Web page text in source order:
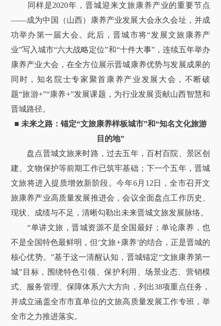
同样是2020年，晋城迎来文旅康养产业的重要节点
——成为中国（山西）康养产业发展大会永久会址，并成
功举办第一届大会。此后，晋城市将“发展文旅康养产
业”写入城市“六大战略定位”和“十件大事”，连续五年举办
康养产业大会，在全方位展示晋城康养优势与发展成果的
同时，知名院士专家聚首康养产业发展大会，不断破
题“旅游+”“康养+”发展课题，为行业发展贡献山西智慧和
晋城路径。
■ 未来之路：锚定“文旅康养样板城市”和“知名文化旅游
目的地”
盘点晋城文旅来时路，过去五年，百村百院、景区创
建、文物保护等前期工作已筑牢基础；下一个五年，晋城
文旅将进入提质增效新阶段。今年6月12日，全市召开文
旅康养产业高质量发展推进会，会议全面盘点工作历史、
现状、成绩与不足，清晰勾勒出未来晋城文旅发展脉络。
“单讲文旅，晋城资源不是全国最好；单论康养，也
不是全国特色最鲜明，但‘文旅+康养’的结合，正是晋城的
核心优势。”基于这一清醒认知，晋城锚定“文旅康养第一
城”目标，围绕特色引领、保护利用、场景业态、营销模
式、服务管理、保障体系六大方向，列出38项重点任务，
并成立涵盖全市市直单位的文旅高质量发展工作专班，举
全市之力推进落实。